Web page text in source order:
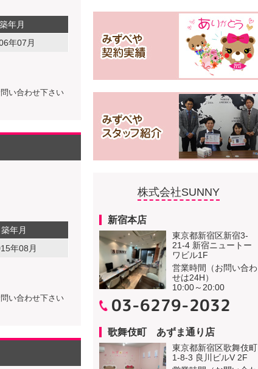
築年月
年07月
い合わせ下さい
築年月
年08月
い合わせ下さい
株式会社SUNNY
新宿本店
東京都新宿区新宿3-
21-4 新宿ニュートー
ワビル1F
営業時間（お問い合わ
せは24H）
10:00～20:00
03-6279-2032
歌舞伎町 あずま通り店
東京都新宿区歌舞伎町
1-8-3 良川ビルV 2F